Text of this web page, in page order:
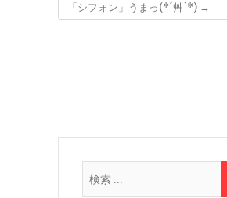
「シフォン」うまっ(*´艸`*) →